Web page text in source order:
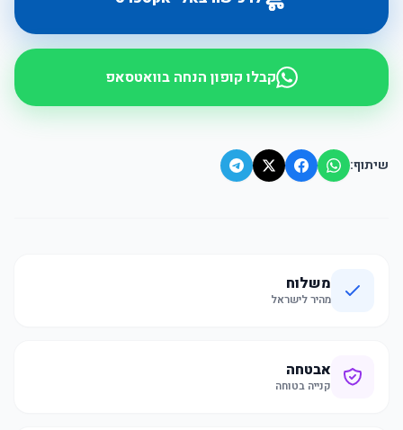
קבלו קופון הנחה בוואטסאפ
שיתוף:
משלוח
מהיר לישראל
אבטחה
קנייה בטוחה